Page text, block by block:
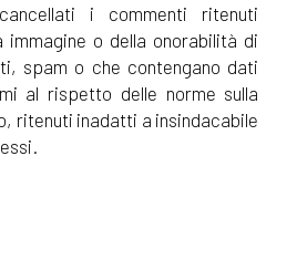
che rifarei, di
incipit
di Cultura al
i commenti ritenuti
immagine o della onorabilità di
spam o che contengano dati
al rispetto delle norme sulla
ritenuti inadatti a insindacabile